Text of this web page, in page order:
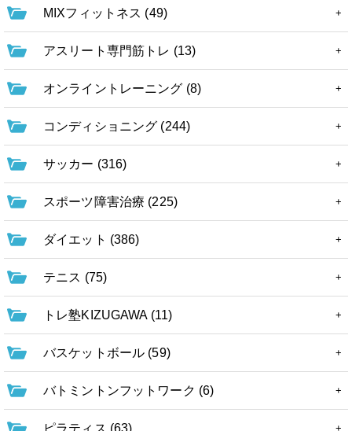
MIXフィットネス (49)
アスリート専門筋トレ (13)
オンライントレーニング (8)
コンディショニング (244)
サッカー (316)
スポーツ障害治療 (225)
ダイエット (386)
テニス (75)
トレ塾KIZUGAWA (11)
バスケットボール (59)
バトミントンフットワーク (6)